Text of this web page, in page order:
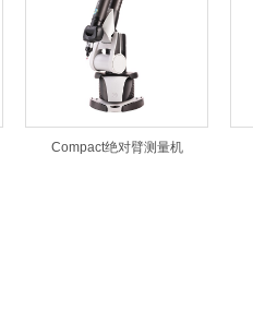
Compact绝对臂测量机